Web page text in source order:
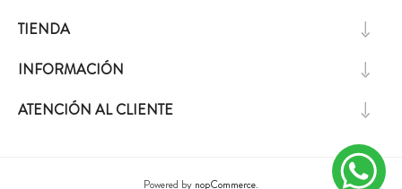
TIENDA
INFORMACIÓN
ATENCIÓN AL CLIENTE
Powered by nopCommerce.